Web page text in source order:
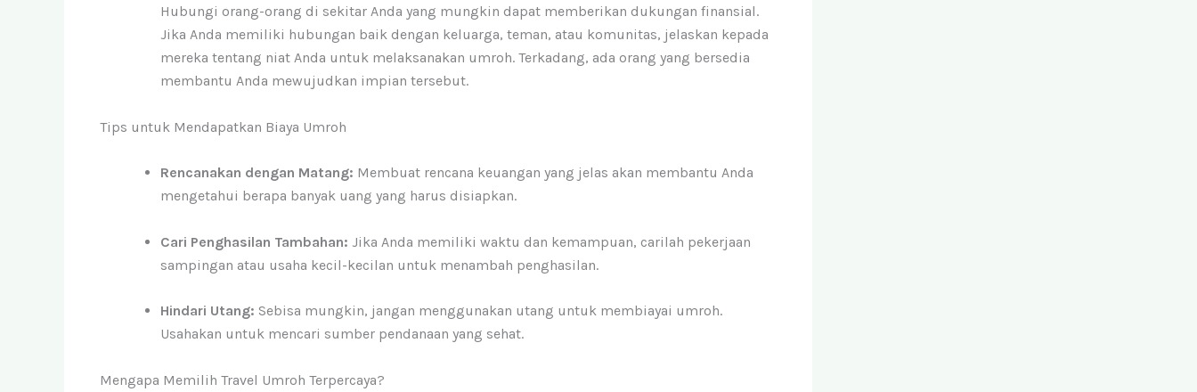
Hubungi orang-orang di sekitar Anda yang mungkin dapat memberikan dukungan finansial.
Jika Anda memiliki hubungan baik dengan keluarga, teman, atau komunitas, jelaskan kepada
mereka tentang niat Anda untuk melaksanakan umroh. Terkadang, ada orang yang bersedia
membantu Anda mewujudkan impian tersebut.
Tips untuk Mendapatkan Biaya Umroh
Rencanakan dengan Matang: Membuat rencana keuangan yang jelas akan membantu Anda
mengetahui berapa banyak uang yang harus disiapkan.
Cari Penghasilan Tambahan: Jika Anda memiliki waktu dan kemampuan, carilah pekerjaan
sampingan atau usaha kecil-kecilan untuk menambah penghasilan.
Hindari Utang: Sebisa mungkin, jangan menggunakan utang untuk membiayai umroh.
Usahakan untuk mencari sumber pendanaan yang sehat.
Mengapa Memilih Travel Umroh Terpercaya?